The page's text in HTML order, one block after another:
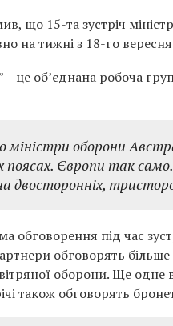
що 15-та зустріч
на тижні з 18-го
це об’єднана робоча
оборони
Європи так
двосторонніх,
обговорення під час
обговорять більше
оборони. Ще
також обговорять